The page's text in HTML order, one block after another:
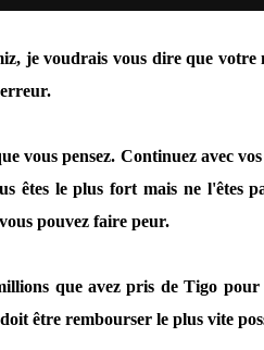
je voudrais vous dire que votre
vous pensez. Continuez avec vos
êtes le plus fort mais ne l'êtes
pouvez faire peur.
que avez pris de Tigo
être rembourser le plus vite